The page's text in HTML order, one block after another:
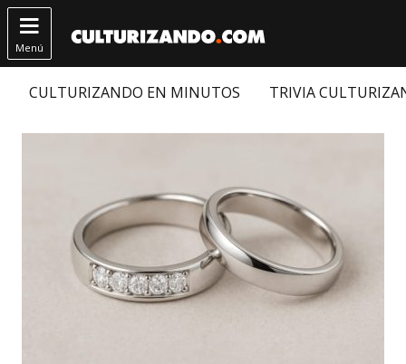

Menú
CULTURIZANDO EN MINUTOS TRIVIA